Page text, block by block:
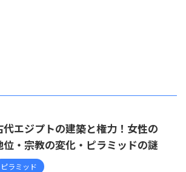
代エジプトの建築と権力！女性の
位・宗教の変化・ピラミッドの謎
ピラミッド